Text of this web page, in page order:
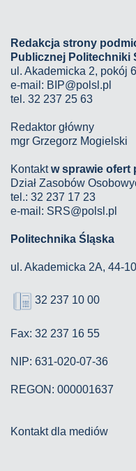
Redakcja strony
Publicznej Politechniki
ul. Akademicka 2, pokój
e-mail: BIP@polsl.pl
tel. 32 237 25 63
Redaktor główny
mgr Grzegorz Mogielski
Kontaktw sprawie ofert
Dział Zasobów
tel.: 32 237 17 23
e-mail: SRS@polsl.pl
Politechnika Śląska
ul. Akademicka 2A, 44-
32 237 10 00
Fax: 32 237 16 55
NIP: 631-020-07-36
REGON: 000001637
Kontakt dla mediów